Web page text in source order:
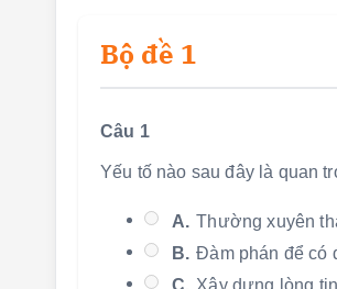
Bộ đề 1
Câu 1
Yếu tố nào sau đây là quan
A. Thường xuyên
B. Đàm phán để có
C. Xây dựng lòng